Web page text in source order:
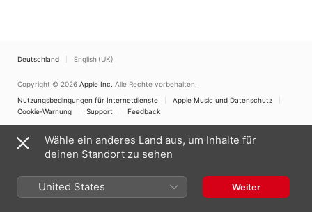
Deutschland English (UK)
Copyright © 2026 Apple Inc. Alle Rechte vorbehalten.
Nutzungsbedingungen für Internetdienste
Apple Music und Datenschutz
Cookie-Warnung
Support Feedback
Wähle ein anderes Land aus, um Inhalte für
deinen Standort zu sehen
United States Weiter